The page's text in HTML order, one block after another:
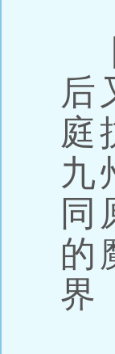
后
庭
九
同
的
界